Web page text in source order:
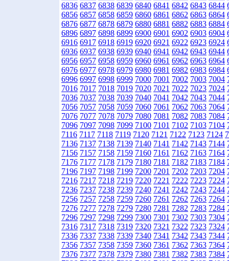
6836 6837 6838 6839 6840 6841 6842 6843 6844
6856 6857 6858 6859 6860 6861 6862 6863 6864
6876 6877 6878 6879 6880 6881 6882 6883 6884
6896 6897 6898 6899 6900 6901 6902 6903 6904
6916 6917 6918 6919 6920 6921 6922 6923 6924
6936 6937 6938 6939 6940 6941 6942 6943 6944
6956 6957 6958 6959 6960 6961 6962 6963 6964
6976 6977 6978 6979 6980 6981 6982 6983 6984
6996 6997 6998 6999 7000 7001 7002 7003 7004
7016 7017 7018 7019 7020 7021 7022 7023 7024
7036 7037 7038 7039 7040 7041 7042 7043 7044
7056 7057 7058 7059 7060 7061 7062 7063 7064
7076 7077 7078 7079 7080 7081 7082 7083 7084
7096 7097 7098 7099 7100 7101 7102 7103 7104
7116 7117 7118 7119 7120 7121 7122 7123 7124
7136 7137 7138 7139 7140 7141 7142 7143 7144
7156 7157 7158 7159 7160 7161 7162 7163 7164
7176 7177 7178 7179 7180 7181 7182 7183 7184
7196 7197 7198 7199 7200 7201 7202 7203 7204
7216 7217 7218 7219 7220 7221 7222 7223 7224
7236 7237 7238 7239 7240 7241 7242 7243 7244
7256 7257 7258 7259 7260 7261 7262 7263 7264
7276 7277 7278 7279 7280 7281 7282 7283 7284
7296 7297 7298 7299 7300 7301 7302 7303 7304
7316 7317 7318 7319 7320 7321 7322 7323 7324
7336 7337 7338 7339 7340 7341 7342 7343 7344
7356 7357 7358 7359 7360 7361 7362 7363 7364
7376 7377 7378 7379 7380 7381 7382 7383 7384